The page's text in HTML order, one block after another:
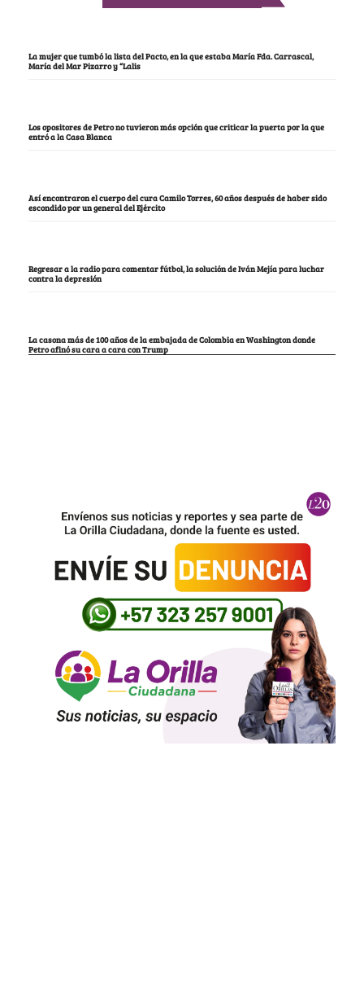
La mujer que tumbó la lista del Pacto, en la que estaba María Fda. Carrascal,
María del Mar Pizarro y “Lalis
Los opositores de Petro no tuvieron más opción que criticar la puerta por la que
entró a la Casa Blanca
Así encontraron el cuerpo del cura Camilo Torres, 60 años después de haber sido
escondido por un general del Ejército
Regresar a la radio para comentar fútbol, la solución de Iván Mejía para luchar
contra la depresión
La casona más de 100 años de la embajada de Colombia en Washington donde
Petro afinó su cara a cara con Trump